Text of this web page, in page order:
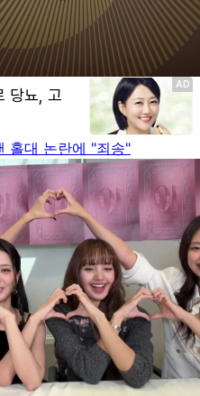
홀대 논란에 "죄송"